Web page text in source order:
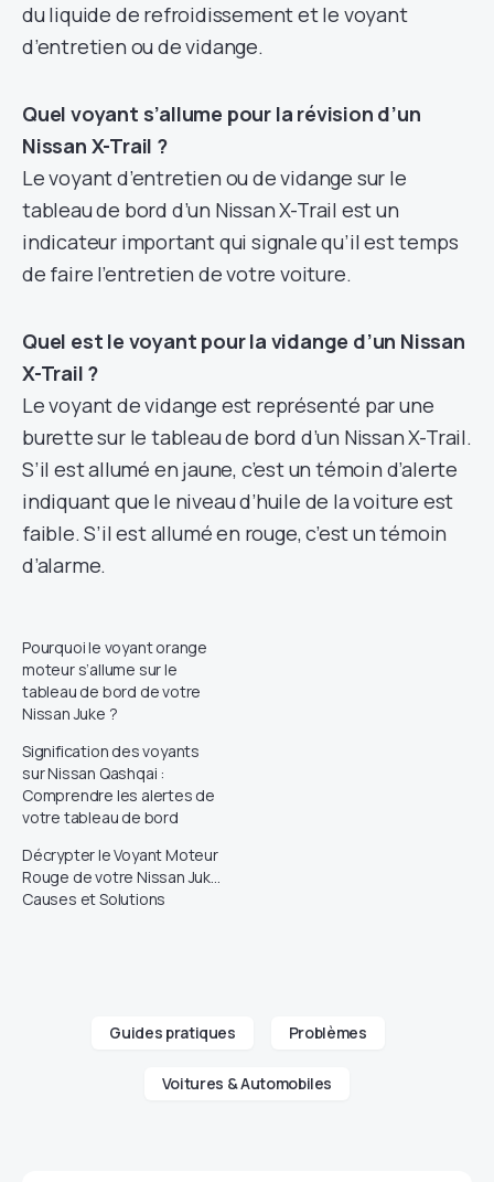
du liquide de refroidissement et le voyant
d’entretien ou de vidange.
Quel voyant s’allume pour la révision d’un
Nissan X-Trail ?
Le voyant d’entretien ou de vidange sur le
tableau de bord d’un Nissan X-Trail est un
indicateur important qui signale qu’il est temps
de faire l’entretien de votre voiture.
Quel est le voyant pour la vidange d’un Nissan
X-Trail ?
Le voyant de vidange est représenté par une
burette sur le tableau de bord d’un Nissan X-Trail.
S’il est allumé en jaune, c’est un témoin d’alerte
indiquant que le niveau d’huile de la voiture est
faible. S’il est allumé en rouge, c’est un témoin
d’alarme.
Pourquoi le voyant orange
moteur s’allume sur le
tableau de bord de votre
Nissan Juke ?
Signification des voyants
sur Nissan Qashqai :
Comprendre les alertes de
votre tableau de bord
Décrypter le Voyant Moteur
Rouge de votre Nissan Juke:
Causes et Solutions
Guides pratiques Problèmes
Voitures & Automobiles